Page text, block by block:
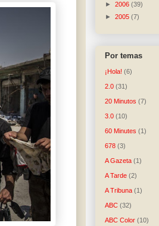
► 2006 (39)
► 2005 (7)
Por temas
¡Hola! (6)
2.0 (31)
20 Minutos (7)
3.0 (10)
60 Minutes (1)
678 (3)
A Gazeta (1)
A Tarde (2)
A Tribuna (1)
ABC (32)
ABC Color (10)